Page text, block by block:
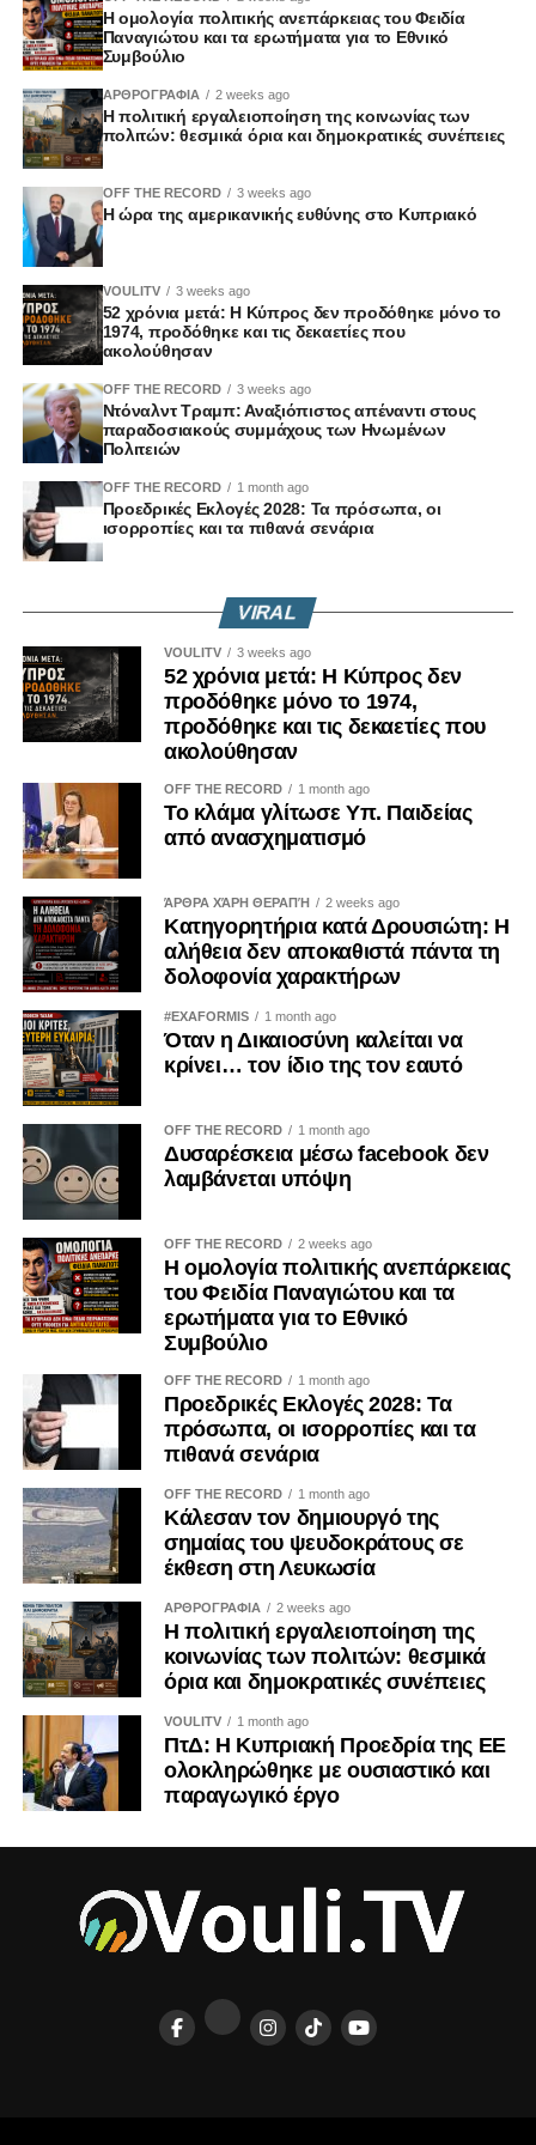
Η ομολογία πολιτικής ανεπάρκειας του Φειδία
Παναγιώτου και τα ερωτήματα για το Εθνικό
Συμβούλιο
ΑΡΘΡΟΓΡΑΦΙΑ 2 weeks ago
Η πολιτική εργαλειοποίηση της κοινωνίας των
πολιτών: θεσμικά όρια και δημοκρατικές συνέπειες
OFF THE RECORD 3 weeks ago
Η ώρα της αμερικανικής ευθύνης στο Κυπριακό
VOULITV 3 weeks ago
52 χρόνια μετά: Η Κύπρος δεν προδόθηκε μόνο το
1974, προδόθηκε και τις δεκαετίες που
ακολούθησαν
OFF THE RECORD 3 weeks ago
Ντόναλντ Τραμπ: Αναξιόπιστος απέναντι στους
παραδοσιακούς συμμάχους των Ηνωμένων
Πολιτειών
OFF THE RECORD 1 month ago
Προεδρικές Εκλογές 2028: Τα πρόσωπα, οι
ισορροπίες και τα πιθανά σενάρια
VIRAL
VOULITV 3 weeks ago
52 χρόνια μετά: Η Κύπρος δεν
προδόθηκε μόνο το 1974,
προδόθηκε και τις δεκαετίες που
ακολούθησαν
OFF THE RECORD 1 month ago
Το κλάμα γλίτωσε Υπ. Παιδείας
από ανασχηματισμό
ΆΡΘΡΑ ΧΆΡΗ ΘΕΡΑΠΉ 2 weeks ago
Κατηγορητήρια κατά Δρουσιώτη: Η
αλήθεια δεν αποκαθιστά πάντα τη
δολοφονία χαρακτήρων
#EXAFORMIS 1 month ago
Όταν η Δικαιοσύνη καλείται να
κρίνει… τον ίδιο της τον εαυτό
OFF THE RECORD 1 month ago
Δυσαρέσκεια μέσω facebook δεν
λαμβάνεται υπόψη
OFF THE RECORD 2 weeks ago
Η ομολογία πολιτικής ανεπάρκειας
του Φειδία Παναγιώτου και τα
ερωτήματα για το Εθνικό
Συμβούλιο
OFF THE RECORD 1 month ago
Προεδρικές Εκλογές 2028: Τα
πρόσωπα, οι ισορροπίες και τα
πιθανά σενάρια
OFF THE RECORD 1 month ago
Κάλεσαν τον δημιουργό της
σημαίας του ψευδοκράτους σε
έκθεση στη Λευκωσία
ΑΡΘΡΟΓΡΑΦΙΑ 2 weeks ago
Η πολιτική εργαλειοποίηση της
κοινωνίας των πολιτών: θεσμικά
όρια και δημοκρατικές συνέπειες
VOULITV 1 month ago
ΠτΔ: Η Κυπριακή Προεδρία της ΕΕ
ολοκληρώθηκε με ουσιαστικό και
παραγωγικό έργο